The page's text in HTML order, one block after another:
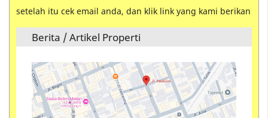
setelah itu cek email anda, dan klik link yang kami berikan
Berita / Artikel Properti
Jln. Andalas Sumatera Utara - Kec. Medan Kota -